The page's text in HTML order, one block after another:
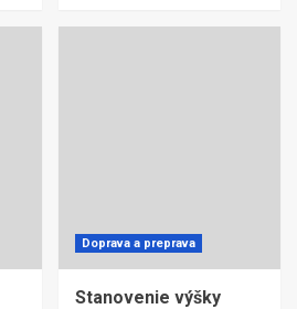
Doprava a preprava
Stanovenie výšky